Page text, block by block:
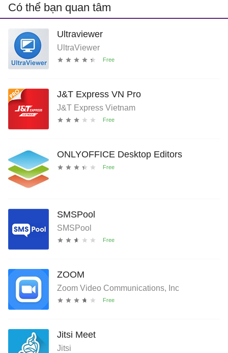
Có thể bạn quan tâm
Ultraviewer
UltraViewer
J&T Express VN Pro
J&T Express Vietnam
ONLYOFFICE Desktop Editors
SMSPool
SMSPool
ZOOM
Zoom Video Communications, Inc
Jitsi Meet
Jitsi